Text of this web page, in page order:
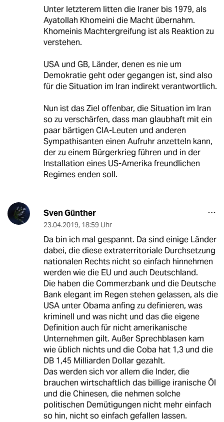
Unter letzterem litten die Iraner bis 1979, als
Ayatollah Khomeini die Macht übernahm.
Khomeinis Machtergreifung ist als Reaktion zu
verstehen.
USA und GB, Länder, denen es nie um
Demokratie geht oder gegangen ist, sind also
für die Situation im Iran indirekt verantwortlich.
Nun ist das Ziel offenbar, die Situation im Iran
so zu verschärfen, dass man glaubhaft mit ein
paar bärtigen CIA-Leuten und anderen
Sympathisanten einen Aufruhr anzetteln kann,
der zu einem Bürgerkrieg führen und in der
Installation eines US-Amerika freundlichen
Regimes enden soll.
Sven Günther
23.04.2019, 18:59 Uhr
Da bin ich mal gespannt. Da sind einige Länder
dabei, die diese extraterritoriale Durchsetzung
nationalen Rechts nicht so einfach hinnehmen
werden wie die EU und auch Deutschland.
Die haben die Commerzbank und die Deutsche
Bank elegant im Regen stehen gelassen, als die
USA unter Obama anfing zu definieren, was
kriminell und was nicht und das die eigene
Definition auch für nicht amerikanische
Unternehmen gilt. Außer Sprechblasen kam
wie üblich nichts und die Coba hat 1,3 und die
DB 1,45 Milliarden Dollar gezahlt.
Das werden sich vor allem die Inder, die
brauchen wirtschaftlich das billige iranische Öl
und die Chinesen, die nehmen solche
politischen Demütigungen nicht mehr einfach
so hin, nicht so einfach gefallen lassen.